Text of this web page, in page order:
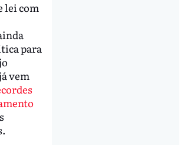
lei com
para
vem